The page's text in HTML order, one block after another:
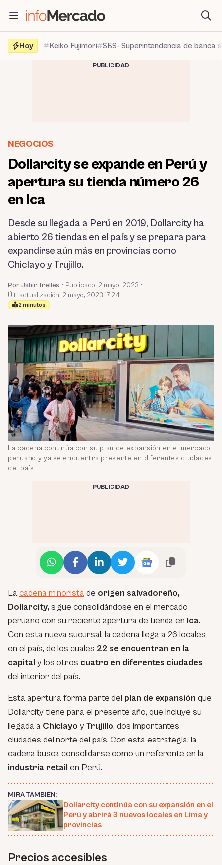
contenido
Hoy
Keiko Fujimori SBS- Superintendencia de banca
PUBLICIDAD
NEGOCIOS
Dollarcity se expande en Perú y
apertura su tienda número 26
en Ica
Desde su llegada a Perú en 2019, Dollarcity ha
abierto 26 tiendas en el país y se prepara para
expandirse aún más en provincias como
Chiclayo y Trujillo.
Por Jahir Trelles • Publicado: 2 mayo, 2023 •
Últ. actualización: 2 mayo, 2023 17:24
2 minutos
La cadena continúa con su plan de expansión en el mercado
peruano y ya se encuentra presente en diferentes ciudades
del país.
PUBLICIDAD
La cadena minorista de origen salvadoreño,
Dollarcity, sigue consolidándose en el mercado
peruano con su reciente apertura de tienda en Ica.
Con esta nueva sucursal, la cadena llega a 26 locales
en el país, de los cuales 22 se encuentran en la
capital y los otros cuatro en diferentes ciudades
del interior del país.
Esta apertura forma parte del plan de expansión que
Dollarcity tiene para el presente año, que incluye su
llegada a Chiclayo yTrujillo, dos importantes
ciudades del norte del país. Con esta estrategia, la
cadena busca consolidarse como un referente en la
industria retail en Perú.
MIRA TAMBIÉN:
Dollarcity continúa con su expansión en el
Perú y abrirá 3 nuevos locales en Lima y
provincias
Precios accesibles